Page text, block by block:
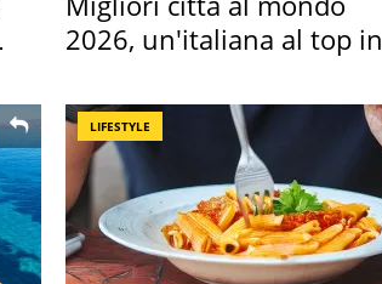
2026, un'italiana al top in
LIFESTYLE